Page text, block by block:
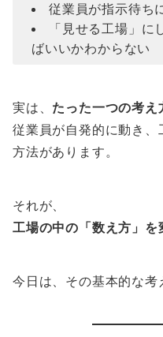
従業員が指示待ち
「見せる工場」
ばいいかわからない
実は、 たった一つの考え
従業員が自発的に動き、
方法があります。
それが、
工場の中の「数え方」を
今日は、その基本的な考